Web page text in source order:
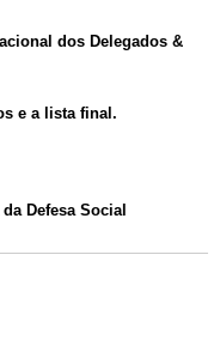
dos Delegados &
e a lista final.
Defesa Social